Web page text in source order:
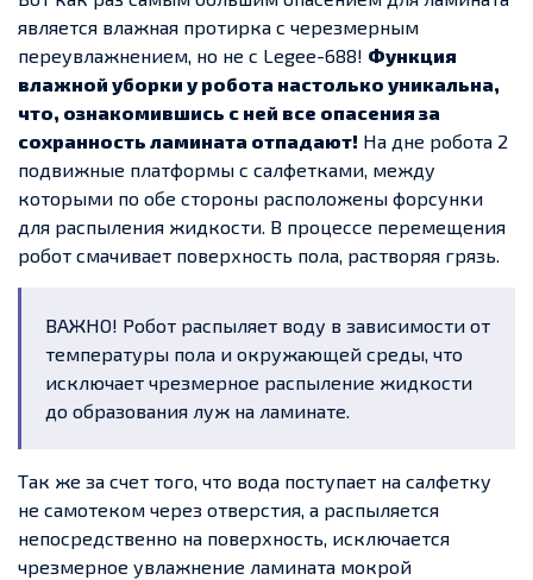
является влажная протирка с черезмерным
переувлажнением, но не с Legee-688! Функция
влажной уборки у робота настолько уникальна,
что, ознакомившись с ней все опасения за
сохранность ламината отпадают! На дне робота 2
подвижные платформы с салфетками, между
которыми по обе стороны расположены форсунки
для распыления жидкости. В процессе перемещения
робот смачивает поверхность пола, растворяя грязь.
ВАЖНО! Робот распыляет воду в зависимости от
температуры пола и окружающей среды, что
исключает чрезмерное распыление жидкости
до образования луж на ламинате.
Так же за счет того, что вода поступает на салфетку
не самотеком через отверстия, а распыляется
непосредственно на поверхность, исключается
чрезмерное увлажнение ламината мокрой